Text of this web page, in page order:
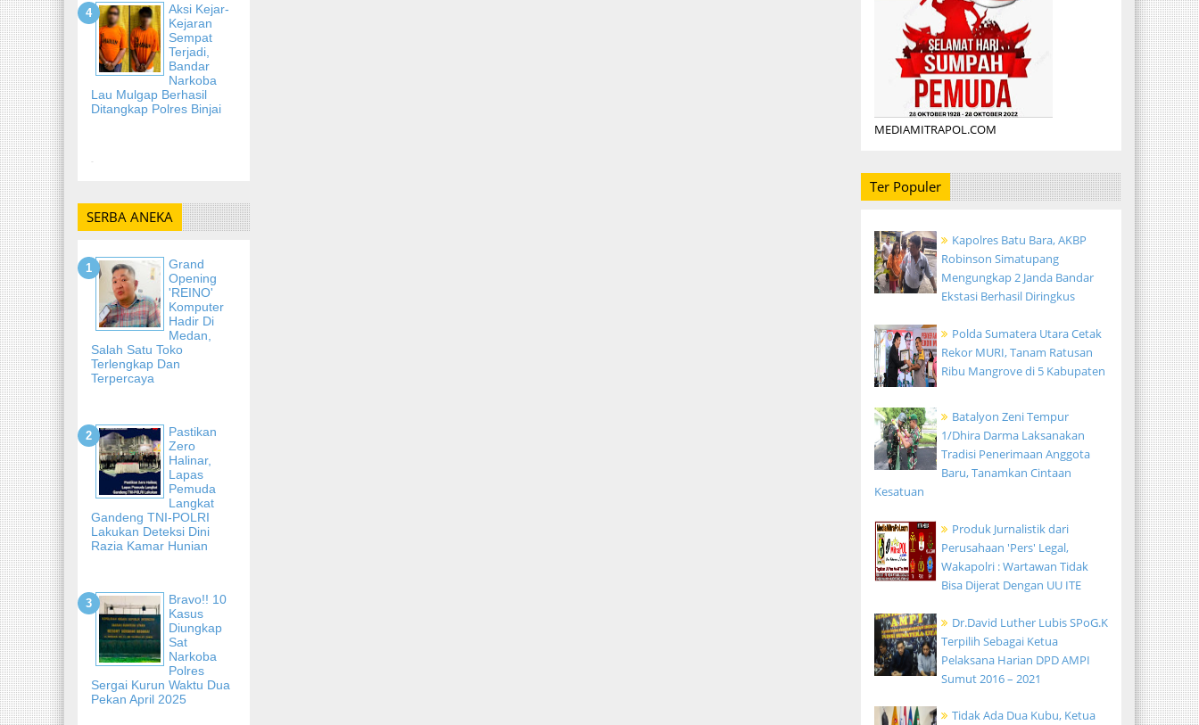
Aksi Kejar-
Kejaran
Sempat
Terjadi,
Bandar
Narkoba
Lau Mulgap Berhasil
Ditangkap Polres Binjai
-
SERBA ANEKA
Grand
Opening
'REINO'
Komputer
Hadir Di
Medan,
Salah Satu Toko
Terlengkap Dan
Terpercaya
Pastikan
Zero
Halinar,
Lapas
Pemuda
Langkat
Gandeng TNI-POLRI
Lakukan Deteksi Dini
Razia Kamar Hunian
Bravo!! 10
Kasus
Diungkap
Sat
Narkoba
Polres
Sergai Kurun Waktu Dua
Pekan April 2025
MEDIAMITRAPOL.COM
Ter Populer
Kapolres Batu Bara, AKBP
Robinson Simatupang
Mengungkap 2 Janda Bandar
Ekstasi Berhasil Diringkus
Polda Sumatera Utara Cetak
Rekor MURI, Tanam Ratusan
Ribu Mangrove di 5 Kabupaten
Batalyon Zeni Tempur
1/Dhira Darma Laksanakan
Tradisi Penerimaan Anggota
Baru, Tanamkan Cintaan
Kesatuan
Produk Jurnalistik dari
Perusahaan 'Pers' Legal,
Wakapolri : Wartawan Tidak
Bisa Dijerat Dengan UU ITE
Dr.David Luther Lubis SPoG.K
Terpilih Sebagai Ketua
Pelaksana Harian DPD AMPI
Sumut 2016 – 2021
Tidak Ada Dua Kubu, Ketua